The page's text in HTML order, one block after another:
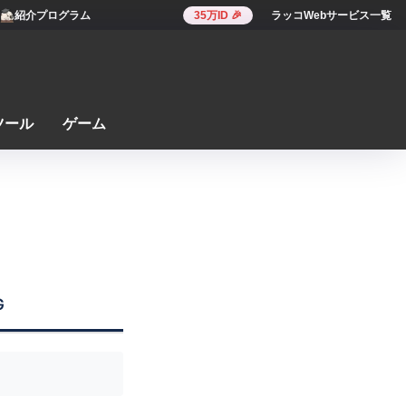
紹介プログラム 35万ID 🎉 ラッコWebサービス一覧
ール ゲーム